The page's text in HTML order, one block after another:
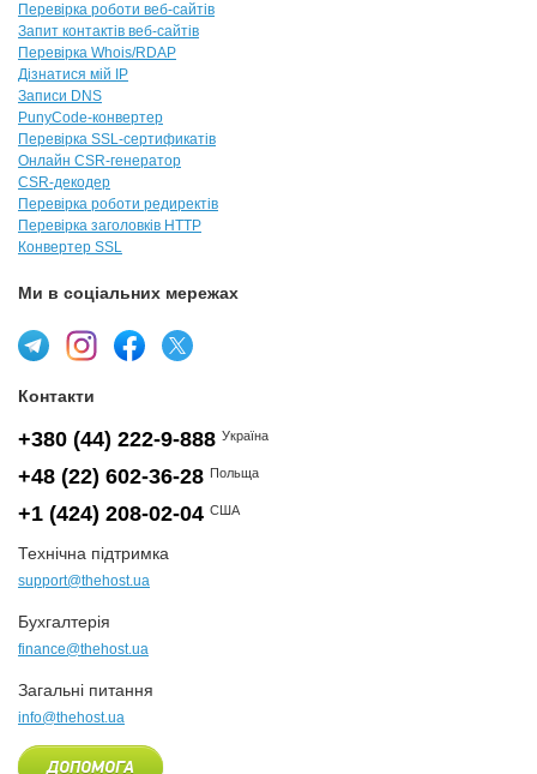
Перевірка роботи веб-сайтів
Запит контактів веб-сайтів
Перевірка Whois/RDAP
Дізнатися мій IP
Записи DNS
PunyCode-конвертер
Перевірка SSL-сертификатів
Онлайн CSR-генератор
CSR-декодер
Перевірка роботи редиректів
Перевірка заголовків HTTP
Конвертер SSL
Ми в соціальних мережах
Контакти
+380 (44) 222-9-888 Україна
+48 (22) 602-36-28 Польща
+1 (424) 208-02-04 США
Технічна підтримка
support@thehost.ua
Бухгалтерія
finance@thehost.ua
Загальні питання
info@thehost.ua
ДОПОМОГА